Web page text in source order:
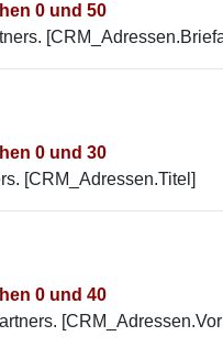
0 und 50
0 und 30
[CRM_Adressen.Titel]
0 und 40